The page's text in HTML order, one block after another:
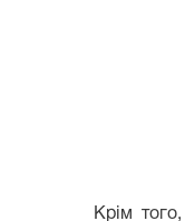
Крім